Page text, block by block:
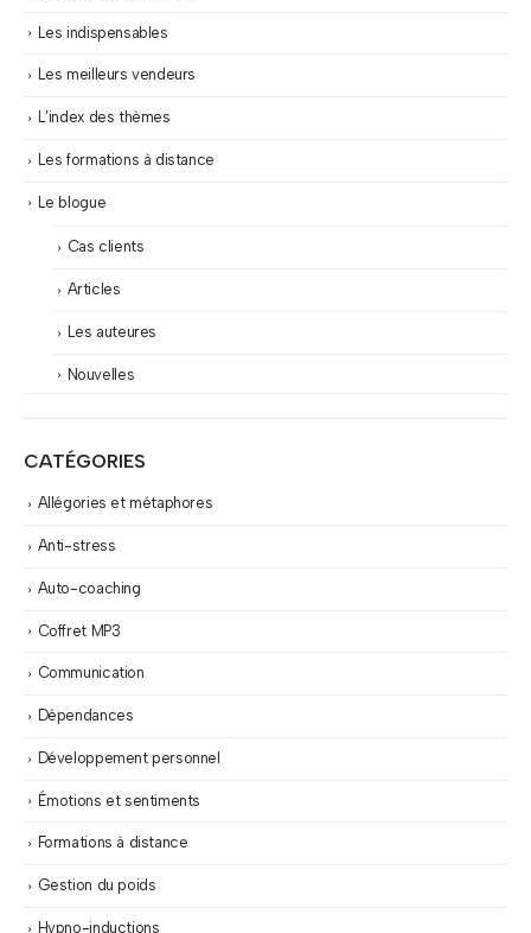
Les indispensables
Les meilleurs vendeurs
L’index des thèmes
Les formations à distance
Le blogue
Cas clients
Articles
Les auteures
Nouvelles
CATÉGORIES
Allégories et métaphores
Anti-stress
Auto-coaching
Coffret MP3
Communication
Dépendances
Développement personnel
Émotions et sentiments
Formations à distance
Gestion du poids
Hypno-inductions